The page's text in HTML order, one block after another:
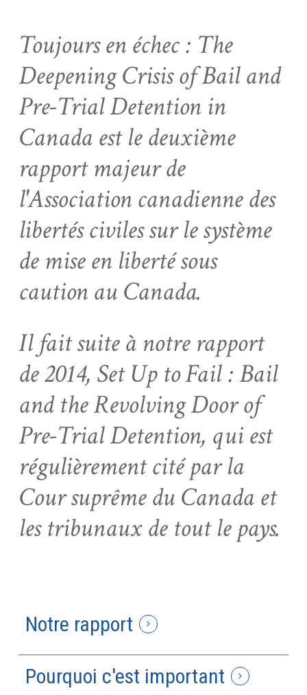
Toujours en échec : The
Deepening Crisis of Bail and
Pre-Trial Detention in
Canada est le deuxième
rapport majeur de
l'Association canadienne des
libertés civiles sur le système
de mise en liberté sous
caution au Canada.
Il fait suite à notre rapport
de 2014, Set Up to Fail : Bail
and the Revolving Door of
Pre-Trial Detention, qui est
régulièrement cité par la
Cour suprême du Canada et
les tribunaux de tout le pays.
Notre rapport
Pourquoi c'est important